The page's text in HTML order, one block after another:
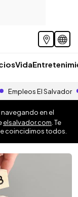
Vida
Empleos El Salvador
navegando en el
elsalvador.com . Te
coincidimos todos.